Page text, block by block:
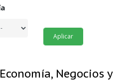
Negocios y